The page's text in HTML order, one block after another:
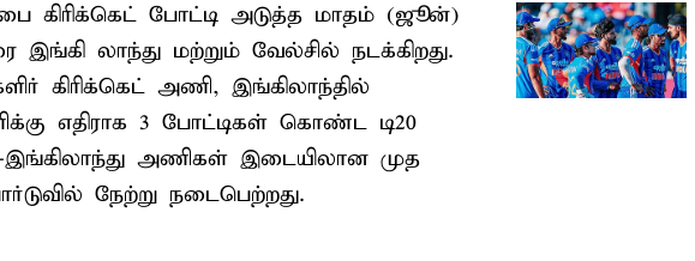
கிரிக்கெட் போட்டி அடுத்த மாதம் (ஜூன்)
லாந்து மற்றும் வேல்சில் நடக்கிறது.
கிரிக்கெட் அணி, இங்கிலாந்தில்
எதிராக 3 போட்டிகள் கொண்ட டி20
இங்கிலாந்து அணிகள் இடையிலான முத
நேற்று நடைபெற்றது.